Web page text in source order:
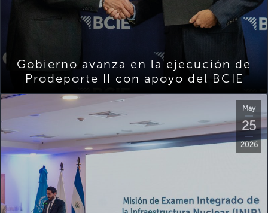
Gobierno avanza en la ejecución de
Prodeporte II con apoyo del BCIE
May
25
2026